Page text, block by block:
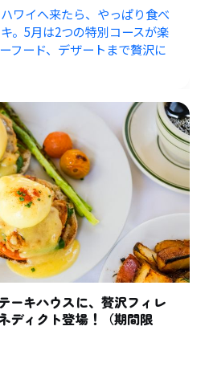
ワイへ来たら、やっぱり食べ
。5月は2つの特別コースが楽
フード、デザートまで贅沢に
ーキハウスに、贅沢フィレ
ディクト登場！（期間限